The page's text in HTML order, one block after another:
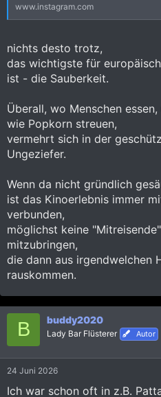
www.instagram.com
nichts desto trotz,
das wichtigste für
ist - die Sauberkeit.
Überall, wo Menschen
wie Popkorn streuen,
vermehrt sich in der
Ungeziefer.
Wenn da nicht gründlich
ist das Kinoerlebnis immer
verbunden,
möglichst keine
mitzubringen,
die dann aus irgendwelchen
rauskommen.
B buddy2020
Lady Bar Flüsterer Autor
24 Juni 2026
Ich war schon oft in z.B.